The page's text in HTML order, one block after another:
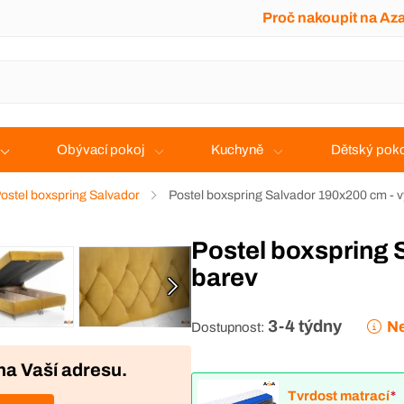
Proč nakoupit na
Obývací pokoj Kuchyně Dětský
boxspring Salvador Postel boxspring Salvador 190x200 cm -
Vaší adresu.
Postel boxspring Salvador 190x200 cm - výběr
barev
Dostupnost: 3-4 týdny
Tvrdost matrací*